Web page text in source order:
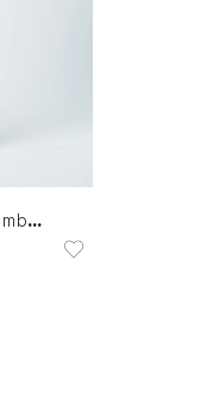
Jean confort Alcor para hombre Semi fitted